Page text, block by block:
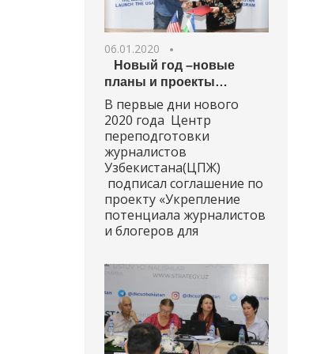
06.01.2020
Новый год –новые
планы и проекты…
В первые дни нового
2020 года Центр
переподготовки
журналистов
Узбекистана(ЦПЖ)
подписал соглашение по
проекту «Укрепление
потенциала журналистов
и блогеров для